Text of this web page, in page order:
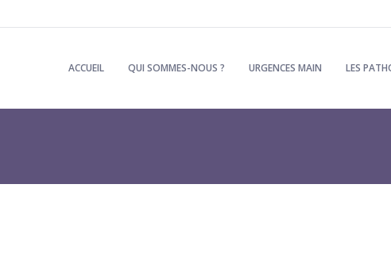
ACCUEIL QUI SOMMES-NOUS ? URGENCES MAIN LES